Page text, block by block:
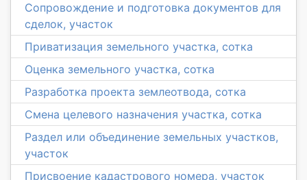
Сопровождение и подготовка документов для
сделок, участок
Приватизация земельного участка, сотка
Оценка земельного участка, сотка
Разработка проекта землеотвода, сотка
Смена целевого назначения участка, сотка
Раздел или объединение земельных участков,
участок
Присвоение кадастрового номера, участок